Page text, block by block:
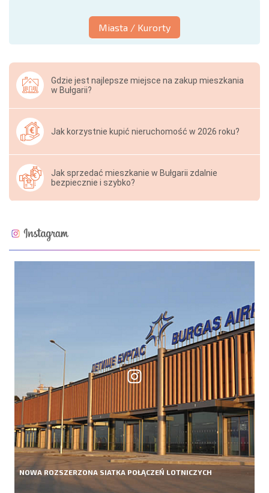
Miasta / Kurorty
Gdzie jest najlepsze miejsce na zakup mieszkania
w Bułgarii?
Jak korzystnie kupić nieruchomość w 2026 roku?
Jak sprzedać mieszkanie w Bułgarii zdalnie
bezpiecznie i szybko?
NOWA ROZSZERZONA SIATKA POŁĄCZEŃ LOTNICZYCH